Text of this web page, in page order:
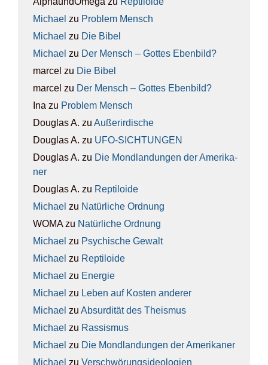
Michael zu Pro­blem Mensch
Michael zu Die Bibel
Michael zu Der Mensch – Got­tes Eben­bild?
marcel zu Die Bibel
marcel zu Der Mensch – Got­tes Eben­bild?
Ina zu Pro­blem Mensch
Douglas A. zu Außer­ir­di­sche
Douglas A. zu UFO-SICH­TUN­GEN
Douglas A. zu Die Mond­lan­dun­gen der Ame­ri­ka­
ner
Douglas A. zu Rep­ti­lo­ide
Michael zu Natür­li­che Ord­nung
WOMAzu Natür­li­che Ord­nung
Michael zu Psy­chi­sche Gewalt
Michael zu Rep­ti­lo­ide
Michael zu Ener­gie
Michael zu Leben auf Kos­ten ande­rer
Michael zu Absur­di­tät des The­is­mus
Michael zu Ras­sis­mus
Michael zu Die Mond­lan­dun­gen der Ame­ri­ka­ner
Michael zu Ver­schwö­rungs­ideo­lo­gien